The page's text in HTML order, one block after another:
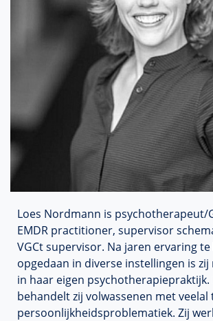
Loes Nordmann is psychotherapeut/
EMDR practitioner, supervisor
VGCt supervisor. Na jaren ervaring
opgedaan in diverse instellingen is zij
in haar eigen psychotherapiepraktijk.
behandelt zij volwassenen met
persoonlijkheidsproblematiek. Zij